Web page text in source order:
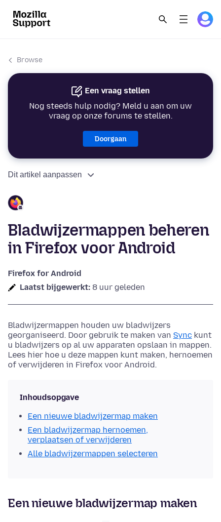
Browse
Een vraag stellen
Nog steeds hulp nodig? Meld u aan om uw
vraag op onze forums te stellen.
Doorgaan
Dit artikel aanpassen
Bladwijzermappen beheren
in Firefox voor Android
Firefox for Android
Laatst bijgewerkt: 8 uur geleden
Bladwijzermappen houden uw bladwijzers
georganiseerd. Door gebruik te maken van Sync kunt
u bladwijzers op al uw apparaten opslaan in mappen.
Lees hier hoe u deze mappen kunt maken, hernoemen
of verwijderen in Firefox voor Android.
Inhoudsopgave
Een nieuwe bladwijzermap maken
Een bladwijzermap hernoemen,
verplaatsen of verwijderen
Alle bladwijzermappen selecteren
Een nieuwe bladwijzermap maken